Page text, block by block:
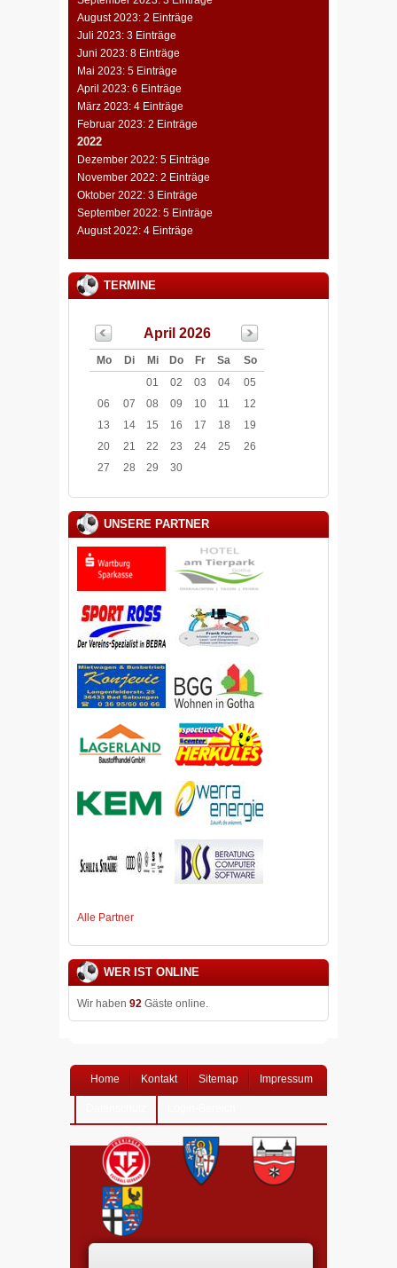
August 2023: 2 Einträge
Juli 2023: 3 Einträge
Juni 2023: 8 Einträge
Mai 2023: 5 Einträge
April 2023: 6 Einträge
März 2023: 4 Einträge
Februar 2023: 2 Einträge
2022
Dezember 2022: 5 Einträge
November 2022: 2 Einträge
Oktober 2022: 3 Einträge
September 2022: 5 Einträge
August 2022: 4 Einträge
TERMINE
April 2026
Mo Di Mi Do Fr Sa
So
01
02 03 04
05
06
07 08 09 10 11
12
13
14 15 16 17 18
19
20
21 22 23 24 25
26
27
28 29 30
UNSERE PARTNER
Alle Partner
WER IST ONLINE
Wir haben 92 Gäste online.
Home Kontakt Sitemap Impressum